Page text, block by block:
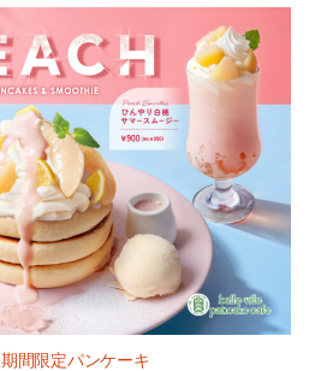
期間限定パンケーキ